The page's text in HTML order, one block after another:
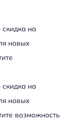
на
новых
на
новых
возможность